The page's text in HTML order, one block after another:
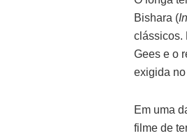
Bishara (
clássicos.
Gees e o
exigida
Em uma
filme de